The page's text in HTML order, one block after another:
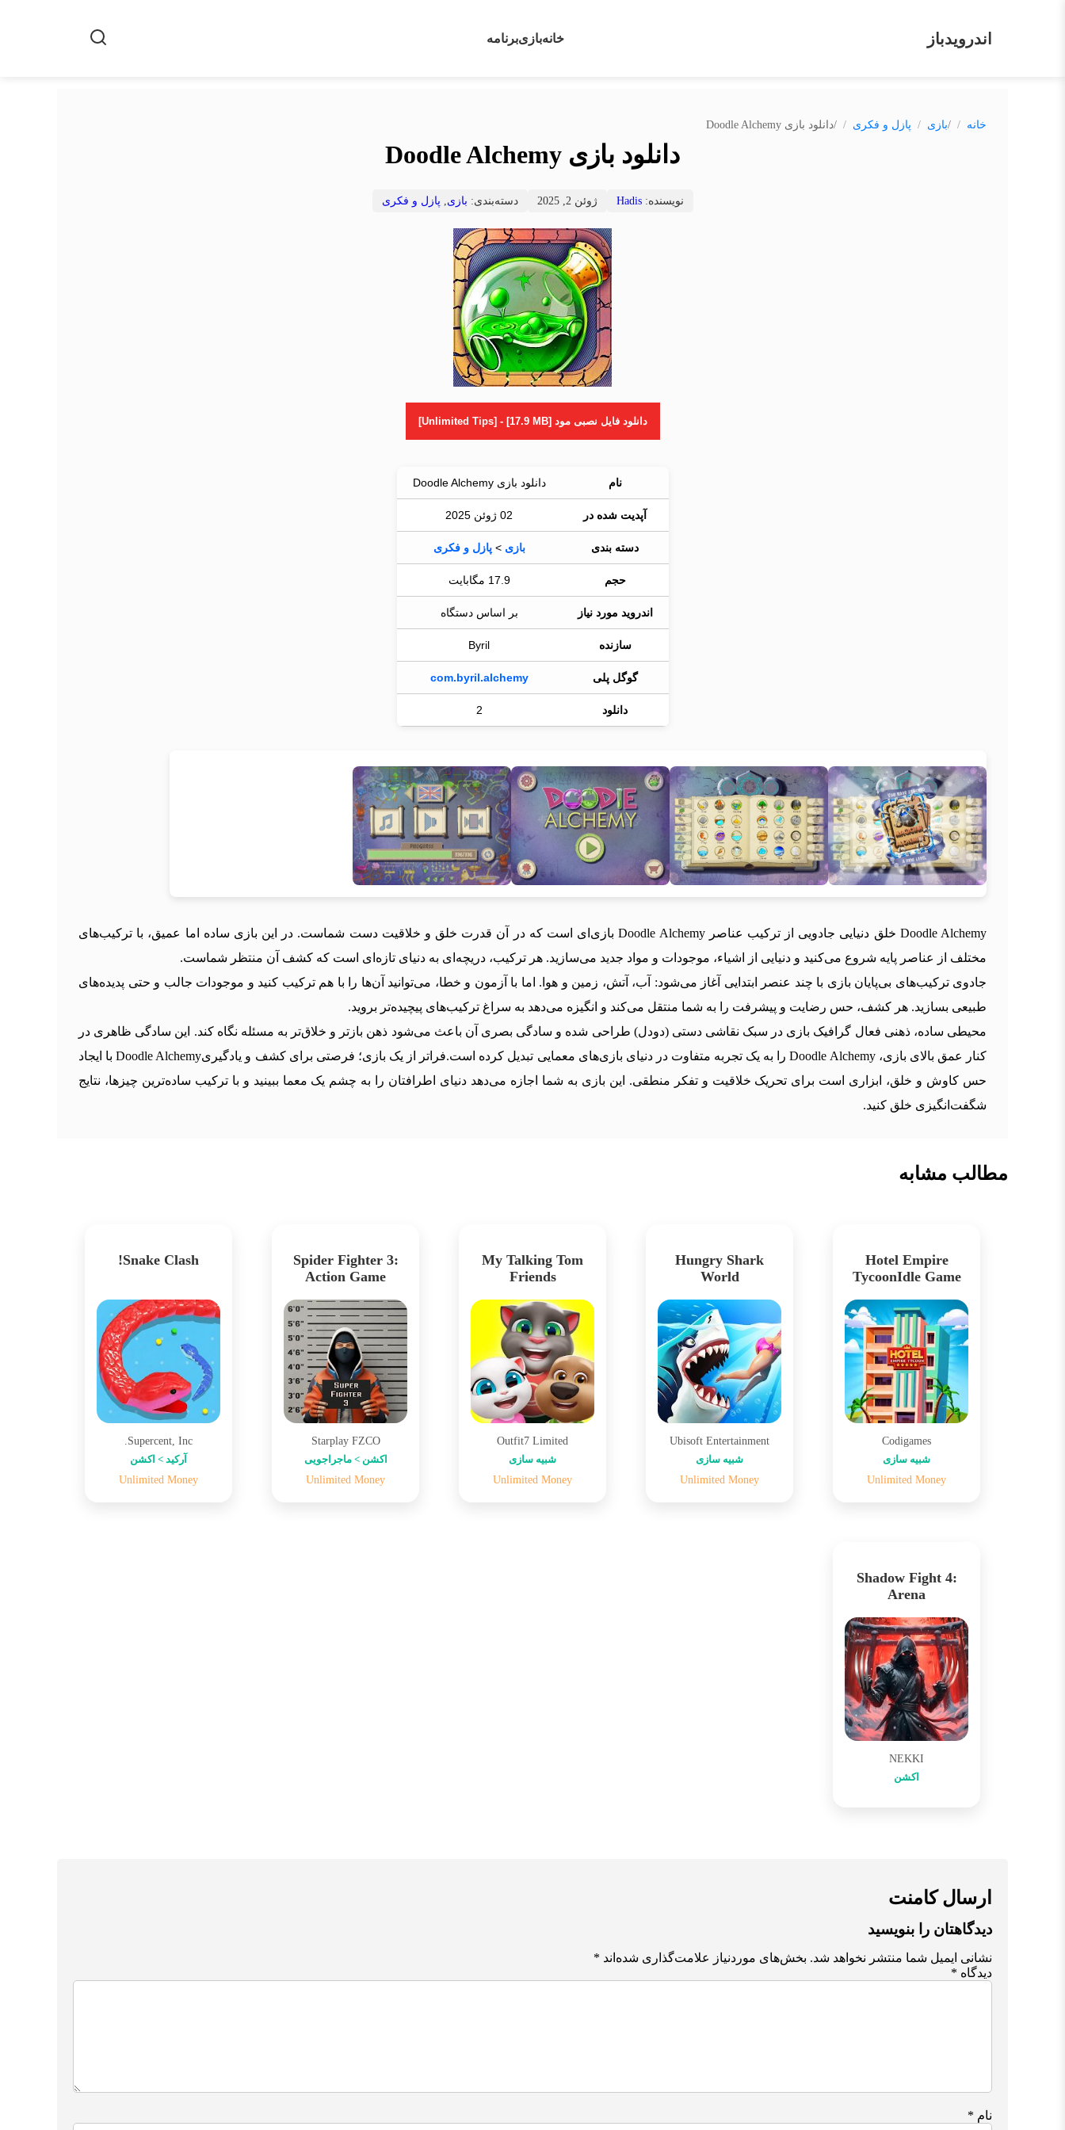
اندرویدباز خانهبازیبرنامه
خانه /بازی پازل و فکری /دانلود بازی Doodle Alchemy
دانلود بازی Doodle Alchemy
نویسنده:Hadis ژوئن 2, 2025 دسته‌بندی: بازی, پازل و فکری
دانلود فایل نصبی مود [Unlimited Tips] - [17.9 MB]
نام دانلود بازی Doodle Alchemy
آپدیت شده در 02 ژوئن 2025
دسته بندی بازی >پازل و فکری
حجم 17.9 مگابایت
اندروید مورد نیاز بر اساس دستگاه
سازنده Byril
گوگل پلی com.byril.alchemy
دانلود 2
Doodle Alchemy خلق دنیایی جادویی از ترکیب عناصر Doodle Alchemy بازی‌ای است که در آن قدرت خلق و خلاقیت دست شماست. در این بازی ساده اما عمیق، با ترکیب‌های
مختلف از عناصر پایه شروع می‌کنید و دنیایی از اشیاء، موجودات و مواد جدید می‌سازید. هر ترکیب، دریچه‌ای به دنیای تازه‌ای است که کشف آن منتظر شماست.
جادوی ترکیب‌های بی‌پایان بازی با چند عنصر ابتدایی آغاز می‌شود: آب، آتش، زمین و هوا. اما با آزمون و خطا، می‌توانید آن‌ها را با هم ترکیب کنید و موجودات جالب و حتی پدیده‌های
طبیعی بسازید. هر کشف، حس رضایت و پیشرفت را به شما منتقل می‌کند و انگیزه می‌دهد به سراغ ترکیب‌های پیچیده‌تر بروید.
محیطی ساده، ذهنی فعال گرافیک بازی در سبک نقاشی دستی (دودل) طراحی شده و سادگی بصری آن باعث می‌شود ذهن بازتر و خلاق‌تر به مسئله نگاه کند. این سادگی ظاهری در
کنار عمق بالای بازی، Doodle Alchemy را به یک تجربه متفاوت در دنیای بازی‌های معمایی تبدیل کرده است.فراتر از یک بازی؛ فرصتی برای کشف و یادگیریDoodle Alchemy با ایجاد
حس کاوش و خلق، ابزاری است برای تحریک خلاقیت و تفکر منطقی. این بازی به شما اجازه می‌دهد دنیای اطرافتان را به چشم یک معما ببینید و با ترکیب ساده‌ترین چیزها، نتایج
شگفت‌انگیزی خلق کنید.
مطالب مشابه
Hotel Empire
TycoonIdle Game
Codigames
شبیه سازی
Unlimited Money
Hungry Shark
World
Ubisoft Entertainment
شبیه سازی
Unlimited Money
My Talking Tom
Friends
Outfit7 Limited
شبیه سازی
Unlimited Money
Spider Fighter 3:
Action Game
Starplay FZCO
اکشن > ماجراجویی
Unlimited Money
Snake Clash!
Supercent, Inc.
آرکید > اکشن
Unlimited Money
Shadow Fight 4:
Arena
NEKKI
اکشن
ارسال کامنت
دیدگاهتان را بنویسید
نشانی ایمیل شما منتشر نخواهد شد. بخش‌های موردنیاز علامت‌گذاری شده‌اند *
دیدگاه *
نام *